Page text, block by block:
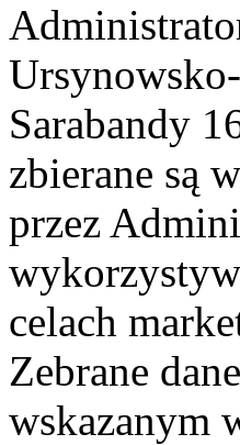
Sarabandy
zbierane są
przez
celach
Zebrane
wskazanym